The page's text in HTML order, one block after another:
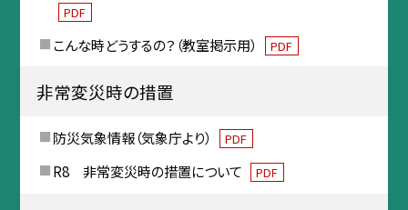
PDF
こんな時どうするの？（教室掲示用） PDF
非常変災時の措置
防災気象情報（気象庁より） PDF
R8 非常変災時の措置について PDF